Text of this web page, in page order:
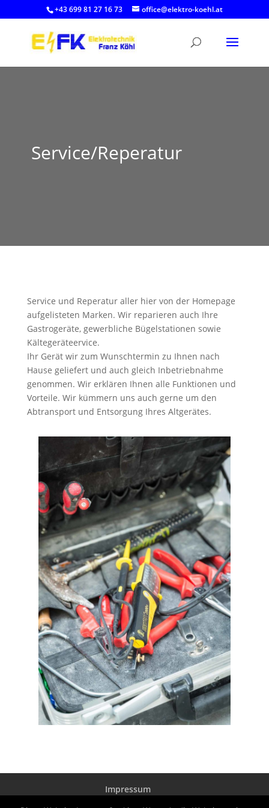
+43 699 81 27 16 73 office@elektro-koehl.at
Service/Reperatur
Service und Reperatur aller hier von der Homepage
aufgelisteten Marken. Wir reparieren auch Ihre
Gastrogeräte, gewerbliche Bügelstationen sowie
Kältegeräteervice.
Ihr Gerät wir zum Wunschtermin zu Ihnen nach
Hause geliefert und auch gleich Inbetriebnahme
genommen. Wir erklären Ihnen alle Funktionen und
Vorteile. Wir kümmern uns auch gerne um den
Abtransport und Entsorgung Ihres Altgerätes.
Impressum